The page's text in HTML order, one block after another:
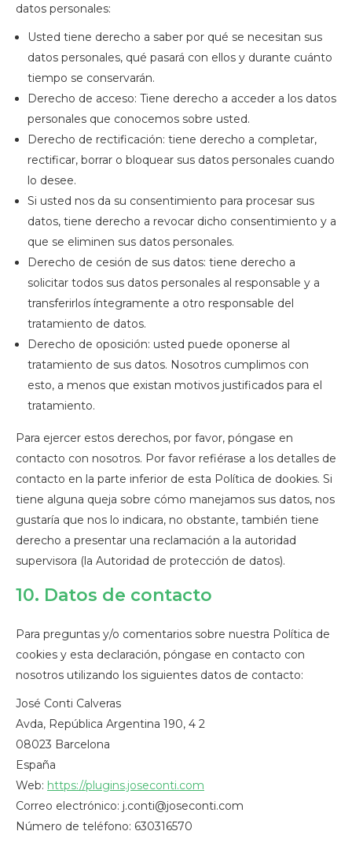
datos personales:
Usted tiene derecho a saber por qué se necesitan sus
datos personales, qué pasará con ellos y durante cuánto
tiempo se conservarán.
Derecho de acceso: Tiene derecho a acceder a los datos
personales que conocemos sobre usted.
Derecho de rectificación: tiene derecho a completar,
rectificar, borrar o bloquear sus datos personales cuando
lo desee.
Si usted nos da su consentimiento para procesar sus
datos, tiene derecho a revocar dicho consentimiento y a
que se eliminen sus datos personales.
Derecho de cesión de sus datos: tiene derecho a
solicitar todos sus datos personales al responsable y a
transferirlos íntegramente a otro responsable del
tratamiento de datos.
Derecho de oposición: usted puede oponerse al
tratamiento de sus datos. Nosotros cumplimos con
esto, a menos que existan motivos justificados para el
tratamiento.
Para ejercer estos derechos, por favor, póngase en
contacto con nosotros. Por favor refiérase a los detalles de
contacto en la parte inferior de esta Política de dookies. Si
tiene alguna queja sobre cómo manejamos sus datos, nos
gustaría que nos lo indicara, no obstante, también tiene
derecho a presentar una reclamación a la autoridad
supervisora (la Autoridad de protección de datos).
10. Datos de contacto
Para preguntas y/o comentarios sobre nuestra Política de
cookies y esta declaración, póngase en contacto con
nosotros utilizando los siguientes datos de contacto:
José Conti Calveras
Avda, República Argentina 190, 4 2
08023 Barcelona
España
Web: https://plugins.joseconti.com
Correo electrónico: j.conti@joseconti.com
Número de teléfono: 630316570